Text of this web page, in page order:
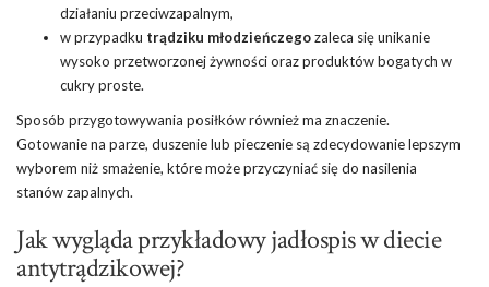
działaniu przeciwzapalnym,
w przypadku trądziku młodzieńczegozaleca się unikanie
wysoko przetworzonej żywności oraz produktów bogatych w
cukry proste.
Sposób przygotowywania posiłków również ma znaczenie.
Gotowanie na parze, duszenie lub pieczenie są zdecydowanie lepszym
wyborem niż smażenie, które może przyczyniać się do nasilenia
stanów zapalnych.
Jak wygląda przykładowy jadłospis w diecie
antytrądzikowej?